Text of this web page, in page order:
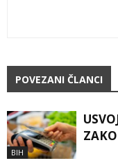
POVEZANI ČLANCI
BIH